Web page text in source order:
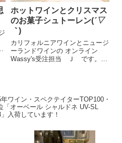
ホットワインとクリスマス
のお菓子シュトーレン(´▽
｀)
カリフォルニアワインとニュージ
ーランドワインの オンライン
Wassy's受注担当 Ｊ です。12
でチン！するだけで身体も...
ワイン・スペクテイターTOP100・
「オーベール シャルドネ UV-SL
入荷しています！